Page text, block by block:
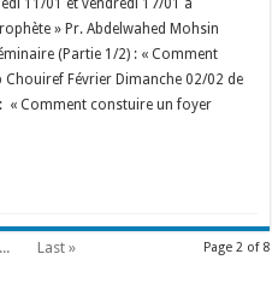
11/01 et vendredi 17/01 à
» Pr. Abdelwahed Mohsin
(Partie 1/2) : « Comment
Février Dimanche 02/02 de
« Comment constuire un foyer
Page 2 of 8
... Last »